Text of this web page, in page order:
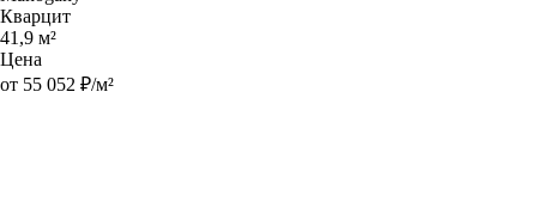
Кварцит
41,9 м²
Цена
от 55 052 ₽/м²